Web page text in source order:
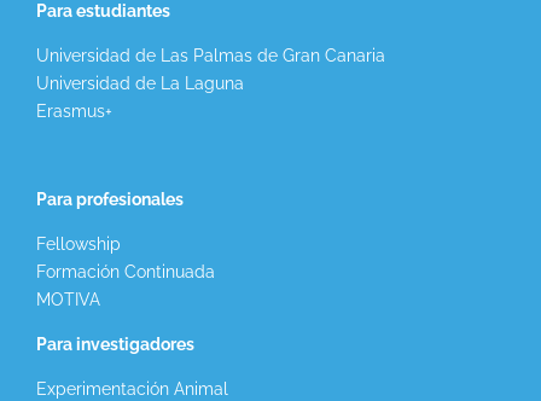
Para estudiantes
Universidad de Las Palmas de Gran Canaria
Universidad de La Laguna
Erasmus+
Para profesionales
Fellowship
Formación Continuada
MOTIVA
Para investigadores
Experimentación Animal